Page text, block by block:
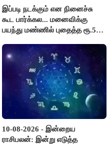
இப்படி நடக்கும் என நினைச்சு
கூட பார்க்கல... மனைவிக்கு
பயந்து மண்ணில் புதைத்த ரூ.5
10-08-2026 - இன்றைய
ராசிபலன்: இன்று எடுத்த